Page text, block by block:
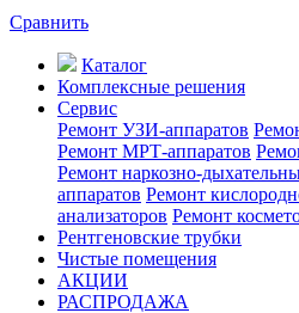
Сравнить
Каталог
Комплексные решения
Сервис
Ремонт УЗИ-аппаратов
Ремонт МРТ-аппаратов
Ремонт наркозно-
аппаратов Ремонт
анализаторов Ремонт
Рентгеновские трубки
Чистые помещения
АКЦИИ
РАСПРОДАЖА